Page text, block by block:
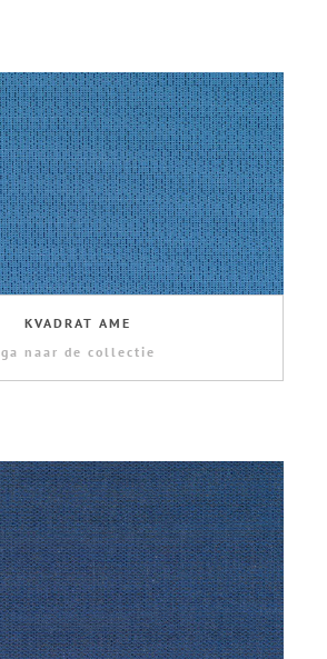
KVADRAT AME
ga naar de collectie